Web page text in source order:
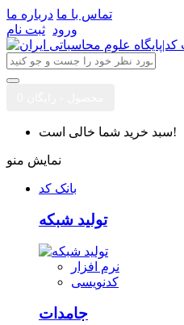
تماس با ما درباره ما
ورود ثبت نام
سبد خرید شما خالی است!
نمایش منو
بانک کد
تولید شبکه
نرم افزار
کدنویسی
جامدات